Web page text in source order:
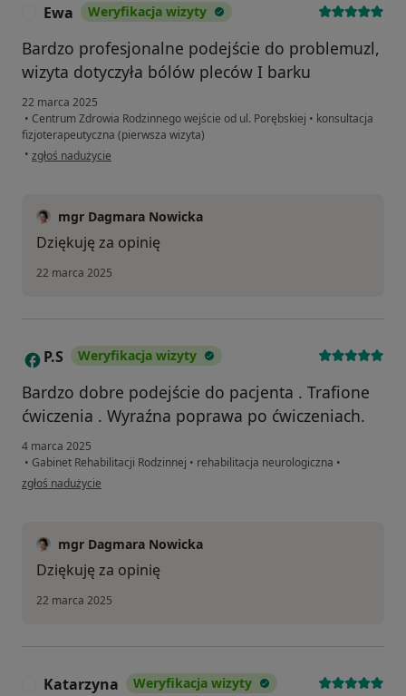
Ewa Weryfikacja wizyty
Bardzo profesjonalne podejście do problemuzl,
wizyta dotyczyła bólów pleców I barku
22 marca 2025
• Centrum Zdrowia Rodzinnego wejście od ul. Porębskiej • konsultacja
fizjoterapeutyczna (pierwsza wizyta)
• w opinii użytkownika Ewa
zgłoś nadużycie
mgr Dagmara Nowicka
Dziękuję za opinię
22 marca 2025
P P.S Weryfikacja wizyty
Bardzo dobre podejście do pacjenta . Trafione
ćwiczenia . Wyraźna poprawa po ćwiczeniach.
4 marca 2025
• Gabinet Rehabilitacji Rodzinnej • rehabilitacja neurologiczna •
w opinii użytkownika P.S
zgłoś nadużycie
mgr Dagmara Nowicka
Dziękuję za opinię
22 marca 2025
Katarzyna Weryfikacja wizyty